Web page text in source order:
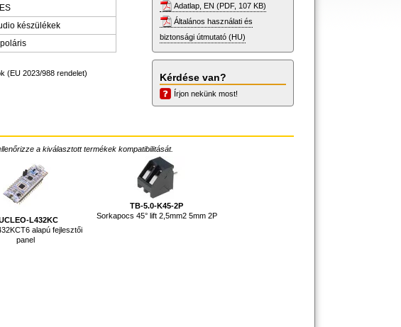
készülékek
(EU 2023/988 rendelet)
Adatlap, EN (PDF, 107 KB)
Általános használati és
biztonsági útmutató (HU)
Kérdése van?
Írjon nekünk most!
a kiválasztott termékek kompatibilitását.
L432KC
alapú fejlesztői
panel
TB-5.0-K45-2P
Sorkapocs 45° lift 2,5mm2 5mm 2P